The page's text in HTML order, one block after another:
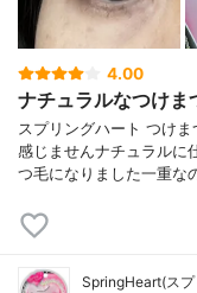
4.00
ナチュラルなつけま
スプリングハート つけ
感じませんナチュラルに
つ毛になりました一重な
SpringHeart(ス